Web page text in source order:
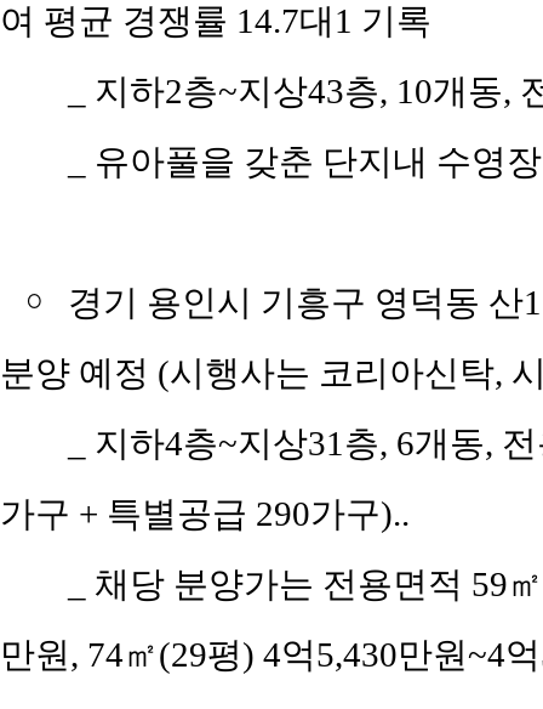
여 평균 경쟁률 14.7대1 기록
_ 지하2층~지상43층, 10개동,
_ 유아풀을 갖춘 단지내 수영
￮
경기 용인시 기흥구 영덕동 산
분양 예정 (시행사는 코리아신탁,
_ 지하4층~지상31층, 6개동,
가구 + 특별공급 290가구)..
_ 채당 분양가는 전용면적 59
만원, 74㎡(29평) 4억5,430만원~4